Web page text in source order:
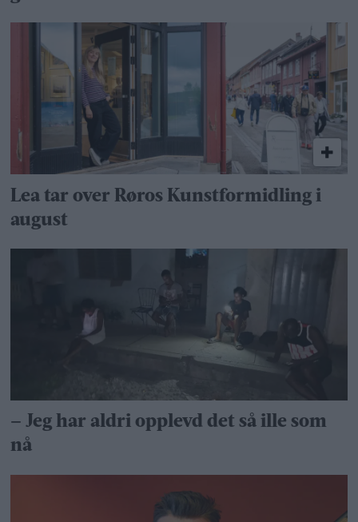
Lea tar over Røros Kunstformidling i
august
– Jeg har aldri opplevd det så ille som
nå